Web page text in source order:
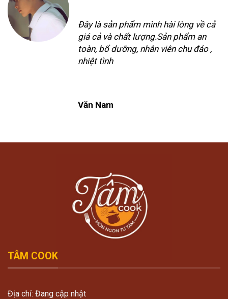
Đây là sản phẩm mình hài lòng về cả
giá cả và chất lượng.Sản phẩm an
toàn, bổ dưỡng, nhân viên chu đáo ,
nhiệt tình
Văn Nam
TÂM COOK
Địa chỉ: Đang cập nhật